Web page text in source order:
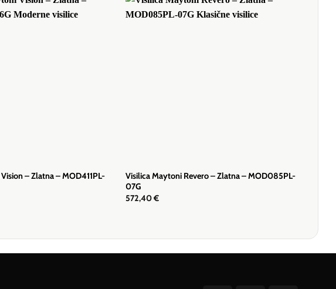
– Zlatna – MOD411PL-
Visilica Maytoni Revero – Zlatna – MOD085PL-
07G
572,40€